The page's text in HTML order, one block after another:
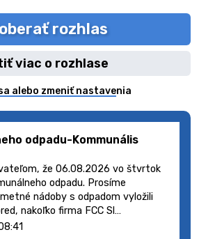
rozhlas
viac o rozhlase
alebo zmeniť nastavenia
odpadu-Kommunális
že 06.08.2026 vo štvrtok
odpadu. Prosíme
nádoby s odpadom vyložili
nakoľko firma FCC Sl…